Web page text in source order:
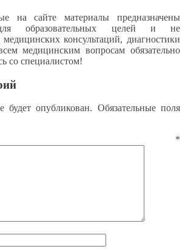
на сайте материалы предназначены
образовательных целей и не
консультаций, диагностики
медицинским вопросам обязательно
со специалистом!
опубликован. Обязательные поля
*